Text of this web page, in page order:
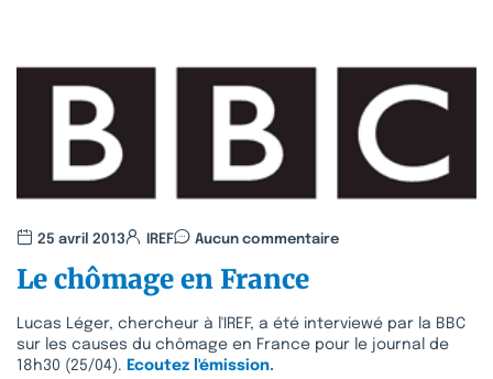
25 avril 2013 IREF Aucun commentaire
Le chômage en France
Lucas Léger, chercheur à l'IREF, a été interviewé par la BBC
sur les causes du chômage en France pour le journal de
18h30 (25/04). Ecoutez l'émission.